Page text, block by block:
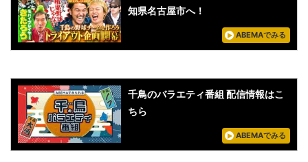
知県名古屋市へ！
ABEMAでみる
千鳥のバラエティ番組 配信情報はこ
ちら
ABEMAでみる